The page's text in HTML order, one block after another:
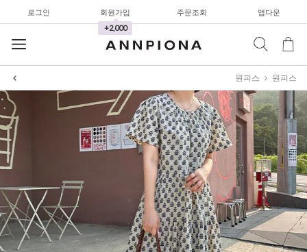
로그인
회원가입
+2,000
주문조회 앱다운
한정세일
셔츠&블라우스
가디건/니트
와이드팬츠
한정세일
셔츠&블라우스
가디건/니트
와이드팬츠
한정세일
원피스 원피스